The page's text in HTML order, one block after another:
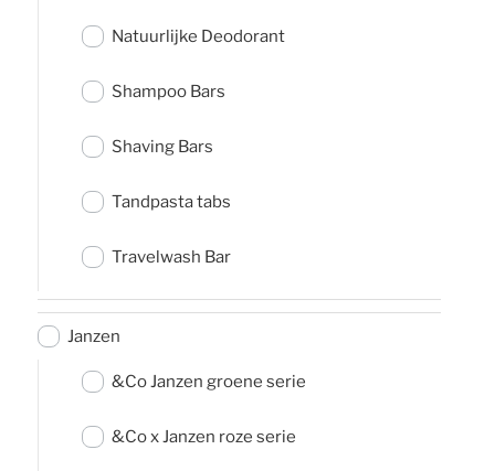
Natuurlijke Deodorant
Shampoo Bars
Shaving Bars
Tandpasta tabs
Travelwash Bar
Janzen
&Co Janzen groene serie
&Co x Janzen roze serie